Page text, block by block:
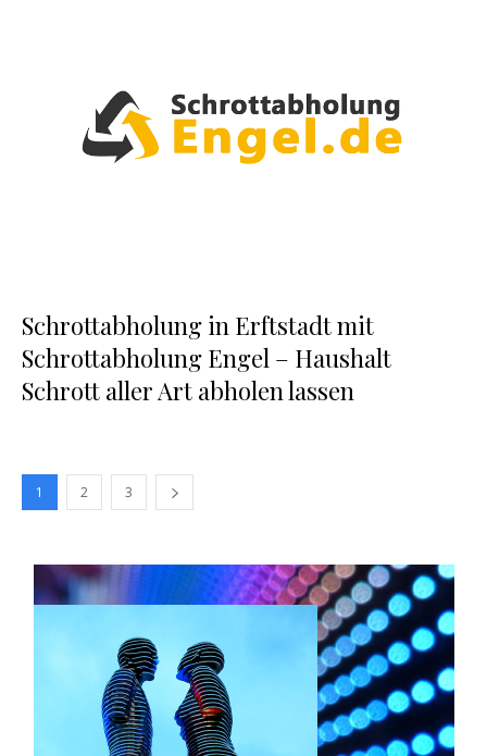
Schrottabholung in Erftstadt mit
Schrottabholung Engel – Haushalt
Schrott aller Art abholen lassen
1 2 3